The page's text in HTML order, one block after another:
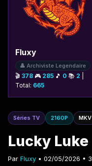
Fluxy
👤 Archiviste Legendaire
🎬 378 🎮 285 🎵 0 📚 2
Total: 665
Séries TV 2160P MKV
Lucky Luke
Par Fluxy • 02/05/2026 •